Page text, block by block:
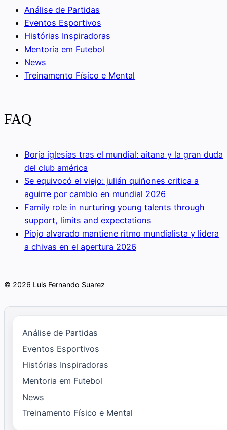
Análise de Partidas
Eventos Esportivos
Histórias Inspiradoras
Mentoria em Futebol
News
Treinamento Físico e Mental
FAQ
Borja iglesias tras el mundial: aitana y la gran duda
del club américa
Se equivocó el viejo: julián quiñones critica a
aguirre por cambio en mundial 2026
Family role in nurturing young talents through
support, limits and expectations
Piojo alvarado mantiene ritmo mundialista y lidera
a chivas en el apertura 2026
© 2026 Luis Fernando Suarez
Análise de Partidas
Eventos Esportivos
Histórias Inspiradoras
Mentoria em Futebol
News
Treinamento Físico e Mental